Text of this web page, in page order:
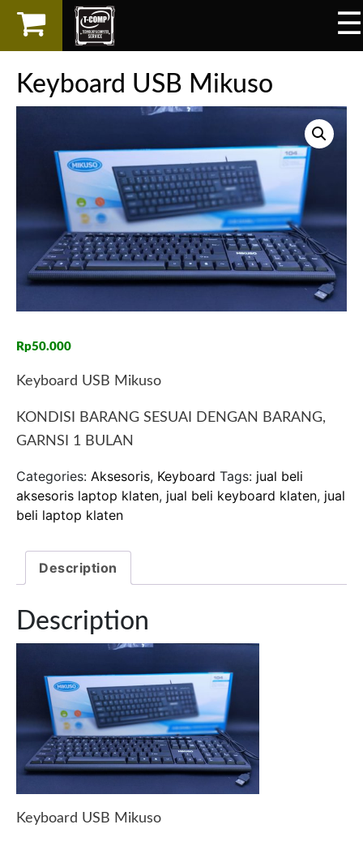
☰
×
LAPTOP
SPAREPART
AKSESORIS
SERVICES
Keyboard USB Mikuso
Rp50.000
Keyboard USB Mikuso
KONDISI BARANG SESUAI DENGAN BARANG,
GARNSI 1 BULAN
Categories: Aksesoris, Keyboard Tags: jual beli
aksesoris laptop klaten, jual beli keyboard klaten, jual
beli laptop klaten
Description
Description
Keyboard USB Mikuso